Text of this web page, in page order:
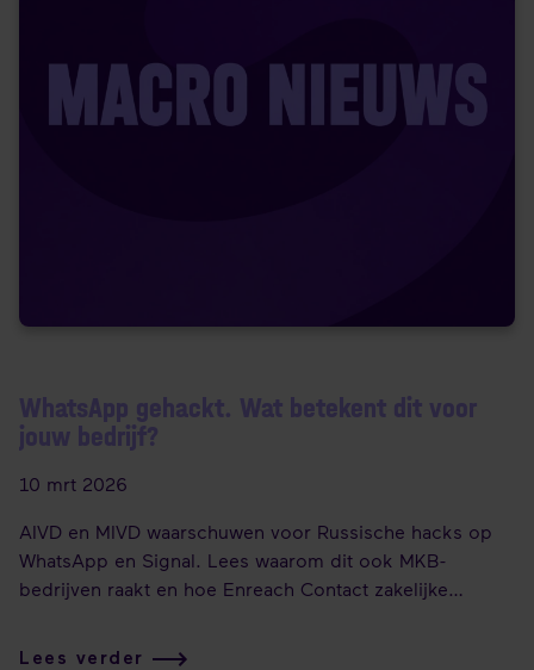
WhatsApp gehackt. Wat betekent dit voor
jouw bedrijf?
10 mrt 2026
AIVD en MIVD waarschuwen voor Russische hacks op
WhatsApp en Signal. Lees waarom dit ook MKB-
bedrijven raakt en hoe Enreach Contact zakelijke
Lees verder